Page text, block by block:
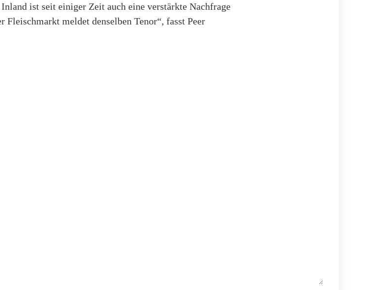
ist seit einiger Zeit auch eine verstärkte Nachfrage
Fleischmarkt meldet denselben Tenor“, fasst Peer